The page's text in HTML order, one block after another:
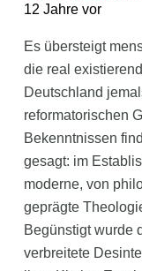
12 Jahre vor
Es übersteigt
die real
Deutschland
reformatorischen
Bekenntnissen
gesagt: im
moderne, von
geprägte
Begünstigt wurde
verbreitete